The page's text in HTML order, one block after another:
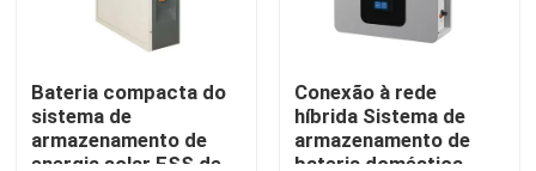
Bateria compacta do
sistema de
armazenamento de
energia solar ESS de
Conexão à rede
híbrida Sistema de
armazenamento de
bateria doméstica